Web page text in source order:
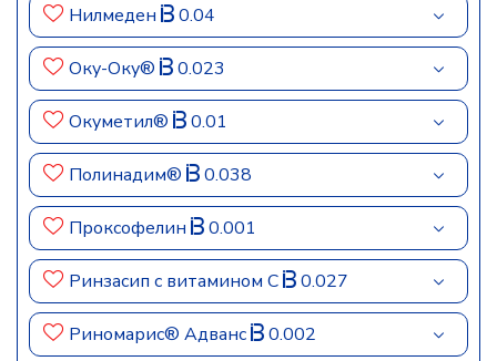
Нилмеден 0.04
Оку-Оку® 0.023
Окуметил® 0.01
Полинадим® 0.038
Проксофелин 0.001
Ринзасип с витамином C 0.027
Риномарис® Адванс 0.002